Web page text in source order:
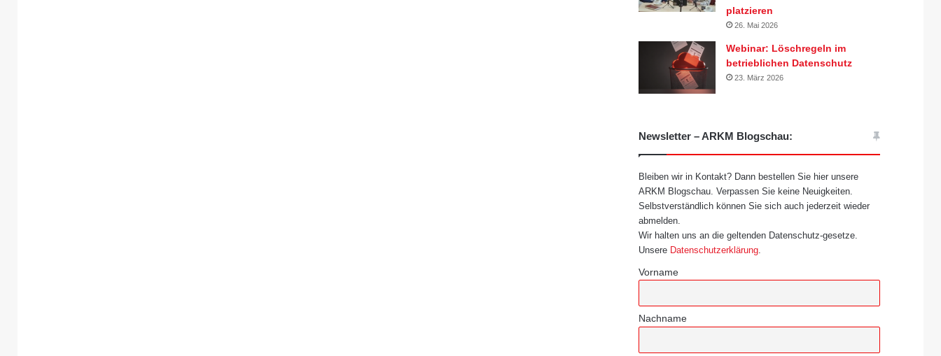
platzieren
26. Mai 2026
Webinar: Löschregeln im
betrieblichen Datenschutz
23. März 2026
Newsletter – ARKM Blogschau:
Bleiben wir in Kontakt? Dann bestellen Sie hier unsere
ARKM Blogschau. Verpassen Sie keine Neuigkeiten.
Selbstverständlich können Sie sich auch jederzeit wieder
abmelden.
Wir halten uns an die geltenden Datenschutz-gesetze.
Unsere Datenschutzerklärung
Vorname
Nachname